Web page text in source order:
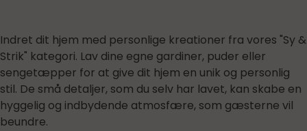
Indret dit hjem med personlige kreationer fra vores "Sy &
Strik" kategori. Lav dine egne gardiner, puder eller
sengetæpper for at give dit hjem en unik og personlig
stil. De små detaljer, som du selv har lavet, kan skabe en
hyggelig og indbydende atmosfære, som gæsterne vil
beundre.